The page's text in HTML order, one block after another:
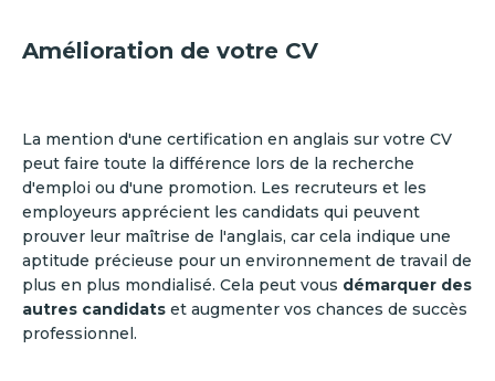
Amélioration de votre CV
La mention d'une certification en anglais sur votre CV
peut faire toute la différence lors de la recherche
d'emploi ou d'une promotion. Les recruteurs et les
employeurs apprécient les candidats qui peuvent
prouver leur maîtrise de l'anglais, car cela indique une
aptitude précieuse pour un environnement de travail de
plus en plus mondialisé. Cela peut vous démarquer des
autres candidats et augmenter vos chances de succès
professionnel.